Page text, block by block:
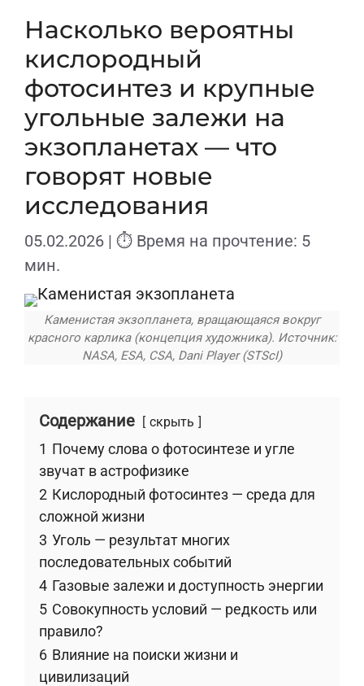
Насколько вероятны
кислородный
фотосинтез и крупные
угольные залежи на
экзопланетах — что
говорят новые
исследования
05.02.2026 | ⏱ Время на прочтение: 5
мин.
Каменистая экзопланета, вращающаяся вокруг
красного карлика (концепция художника). Источник:
NASA, ESA, CSA, Dani Player (STScI)
Содержание скрыть
1 Почему слова о фотосинтезе и угле
звучат в астрофизике
2 Кислородный фотосинтез — среда для
сложной жизни
3 Уголь — результат многих
последовательных событий
4 Газовые залежи и доступность энергии
5 Совокупность условий — редкость или
правило?
6 Влияние на поиски жизни и
цивилизаций